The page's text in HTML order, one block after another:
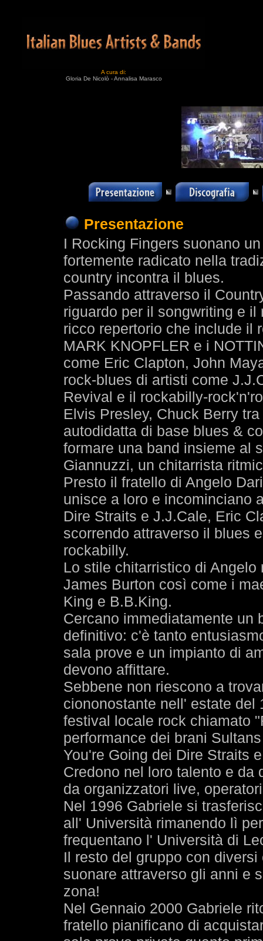
A cura di:
Gloria De Nicolò - Annalisa Marasco
Presentazione
I Rocking Fingers suonano
fortemente radicato nella
country incontra il blues.
Passando attraverso il
riguardo per il songwriting e
ricco repertorio che include il
MARK KNOPFLER e i
come Eric Clapton, John
rock-blues di artisti come
Revival e il rockabilly-
Elvis Presley, Chuck Berry
autodidatta di base blues &
formare una band insieme al
Giannuzzi, un chitarrista
Presto il fratello di Angelo
unisce a loro e incominciano
Dire Straits e J.J.Cale, Eric
scorrendo attraverso il blues
rockabilly.
Lo stile chitarristico di
James Burton così come i
King e B.B.King.
Cercano immediatamente un
definitivo: c'è tanto
sala prove e un impianto di
devono affittare.
Sebbene non riescono a
ciononostante nell' estate del
festival locale rock chiamato
performance dei brani
You're Going dei Dire Straits
Credono nel loro talento e da
da organizzatori live,
Nel 1996 Gabriele si
all' Università rimanendo lì
frequentano l' Università di
Il resto del gruppo con
suonare attraverso gli anni e
zona!
Nel Gennaio 2000 Gabriele
fratello pianificano di